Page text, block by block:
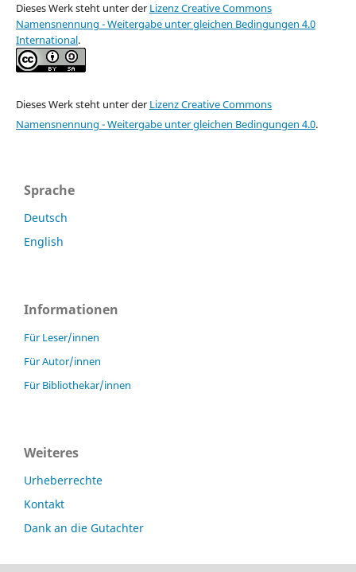
Dieses Werk steht unter der Lizenz Creative Commons
Namensnennung - Weitergabe unter gleichen Bedingungen 4.0
International.
Dieses Werk steht unter der Lizenz Creative Commons
Namensnennung - Weitergabe unter gleichen Bedingungen 4.0.
Sprache
Deutsch
English
Informationen
Für Leser/innen
Für Autor/innen
Für Bibliothekar/innen
Weiteres
Urheberrechte
Kontakt
Dank an die Gutachter